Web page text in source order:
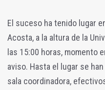
El suceso ha tenido lugar
Acosta, a la altura de la
las 15:00 horas, momento
aviso. Hasta el lugar se
sala coordinadora,